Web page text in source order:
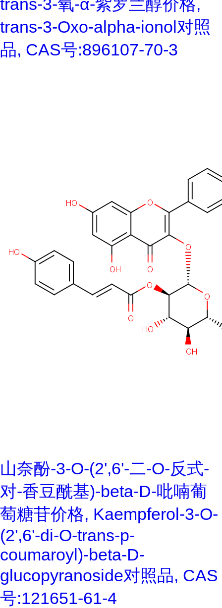
trans-3-氧-α-紫罗兰醇价格,
trans-3-Oxo-alpha-ionol对照
品, CAS号:896107-70-3
山奈酚-3-O-(2',6'-二-O-反式-
对-香豆酰基)-beta-D-吡喃葡
萄糖苷价格, Kaempferol-3-O-
(2',6'-di-O-trans-p-
coumaroyl)-beta-D-
glucopyranoside对照品, CAS
号:121651-61-4